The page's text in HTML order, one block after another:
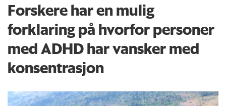
Forskere har en mulig
forklaring på hvorfor personer
med ADHD har vansker med
konsentrasjon